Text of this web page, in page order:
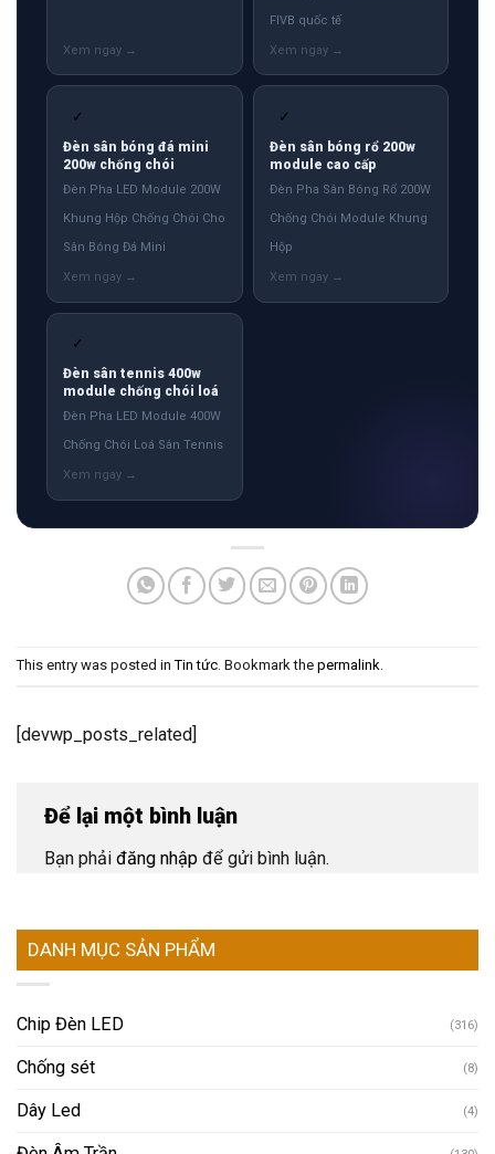
FIVB quốc tế
✓
Đèn sân bóng đá mini
200w chống chói
Đèn Pha LED Module 200W
Khung Hộp Chống Chói Cho
Sân Bóng Đá Mini
✓
Đèn sân bóng rổ 200w
module cao cấp
Đèn Pha Sân Bóng Rổ 200W
Chống Chói Module Khung
Hộp
✓
Đèn sân tennis 400w
module chống chói loá
Đèn Pha LED Module 400W
Chống Chói Loá Sân Tennis
This entry was posted inTin tức. Bookmark the permalink.
[devwp_posts_related]
Để lại một bình luận
Bạn phải đăng nhập để gửi bình luận.
DANH MỤC SẢN PHẨM
Chip Đèn LED (316)
Chống sét (8)
Dây Led (4)